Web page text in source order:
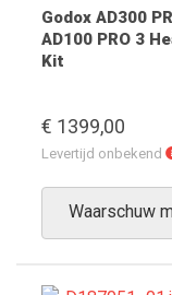
Godox AD300
AD100 PRO 3
Kit
€ 1399,00
Levertijd onbekend
Waarschuw